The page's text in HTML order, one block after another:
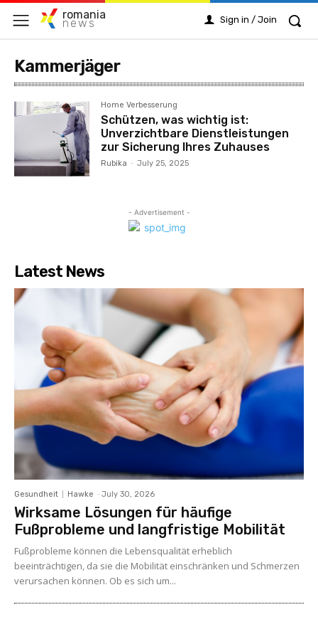
romania
news Sign in / Join
Kammerjäger
Home Verbesserung
Schützen, was wichtig ist:
Unverzichtbare Dienstleistungen
zur Sicherung Ihres Zuhauses
Rubika - July 25, 2025
- Advertisement -
Latest News
Gesundheit Hawke - July 30, 2026
Wirksame Lösungen für häufige
Fußprobleme und langfristige Mobilität
Fußprobleme können die Lebensqualität erheblich
beeinträchtigen, da sie die Mobilität einschränken und Schmerzen
verursachen können. Ob es sich um...